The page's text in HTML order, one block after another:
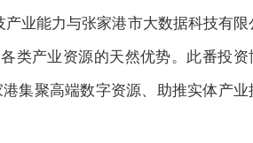
业能力与张家港市大数据科技有限
类产业资源的天然优势。此番投资
集聚高端数字资源、助推实体产业